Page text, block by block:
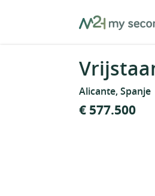
MySecondHome
Alicante, Spanje
€ 577.500